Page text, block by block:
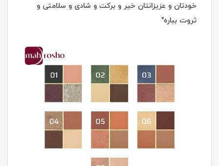
خودتان و عزیزانتان خیر و برکت و شادی و سلامتی و
ثروت بباره"